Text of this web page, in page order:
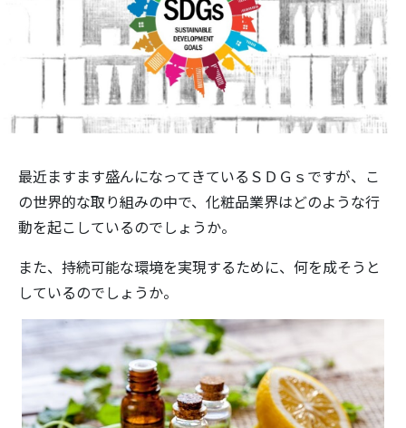
最近ますます盛んになってきているＳＤＧｓですが、こ
の世界的な取り組みの中で、化粧品業界はどのような行
動を起こしているのでしょうか。
また、持続可能な環境を実現するために、何を成そうと
しているのでしょうか。